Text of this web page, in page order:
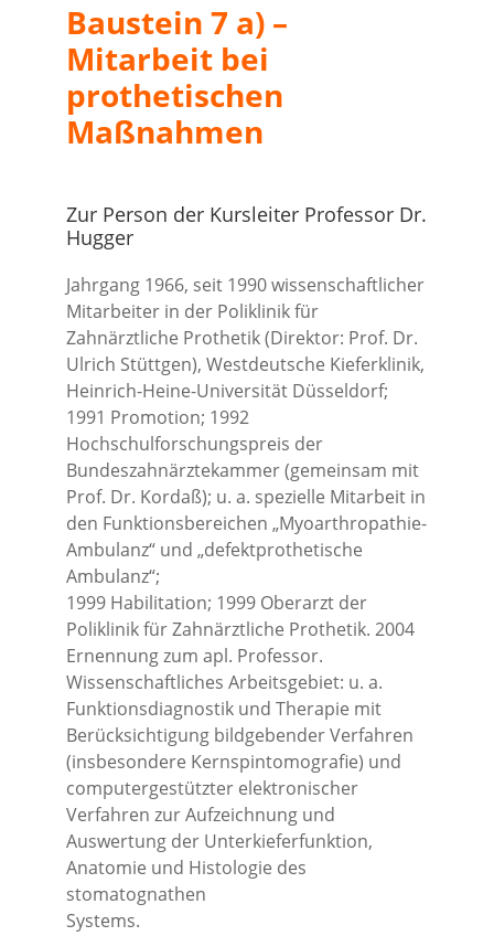
Baustein 7 a) –
Mitarbeit bei
prothetischen
Maßnahmen
Zur Person der Kursleiter Professor Dr.
Hugger
Jahrgang 1966, seit 1990 wissenschaftlicher
Mitarbeiter in der Poliklinik für
Zahnärztliche Prothetik (Direktor: Prof. Dr.
Ulrich Stüttgen), Westdeutsche Kieferklinik,
Heinrich-Heine-Universität Düsseldorf;
1991 Promotion; 1992
Hochschulforschungspreis der
Bundeszahnärztekammer (gemeinsam mit
Prof. Dr. Kordaß); u. a. spezielle Mitarbeit in
den Funktionsbereichen „Myoarthropathie-
Ambulanz“ und „defektprothetische
Ambulanz“;
1999 Habilitation; 1999 Oberarzt der
Poliklinik für Zahnärztliche Prothetik. 2004
Ernennung zum apl. Professor.
Wissenschaftliches Arbeitsgebiet: u. a.
Funktionsdiagnostik und Therapie mit
Berücksichtigung bildgebender Verfahren
(insbesondere Kernspintomografie) und
computergestützter elektronischer
Verfahren zur Aufzeichnung und
Auswertung der Unterkieferfunktion,
Anatomie und Histologie des
stomatognathen
Systems.